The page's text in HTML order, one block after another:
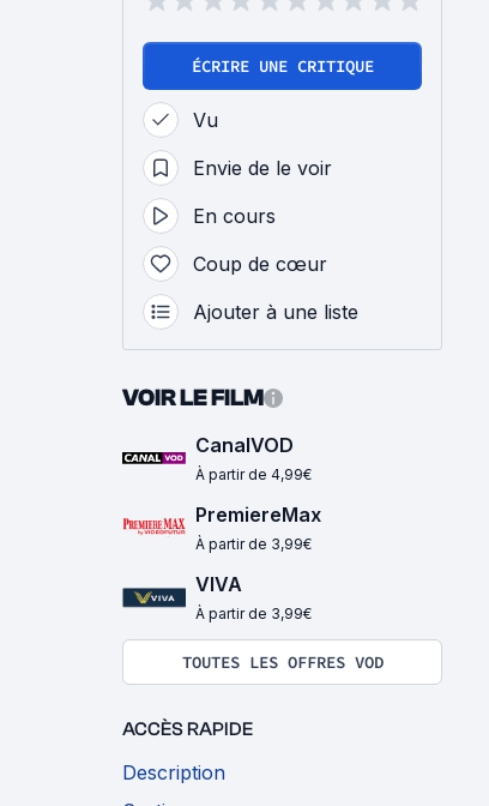
ÉCRIRE UNE CRITIQUE
Vu
Envie de le voir
En cours
Coup de cœur
Ajouter à une liste
VOIR LE FILM
CanalVOD
À partir de 4,99€
PremiereMax
À partir de 3,99€
VIVA
À partir de 3,99€
TOUTES LES OFFRES VOD
ACCÈS RAPIDE
Description